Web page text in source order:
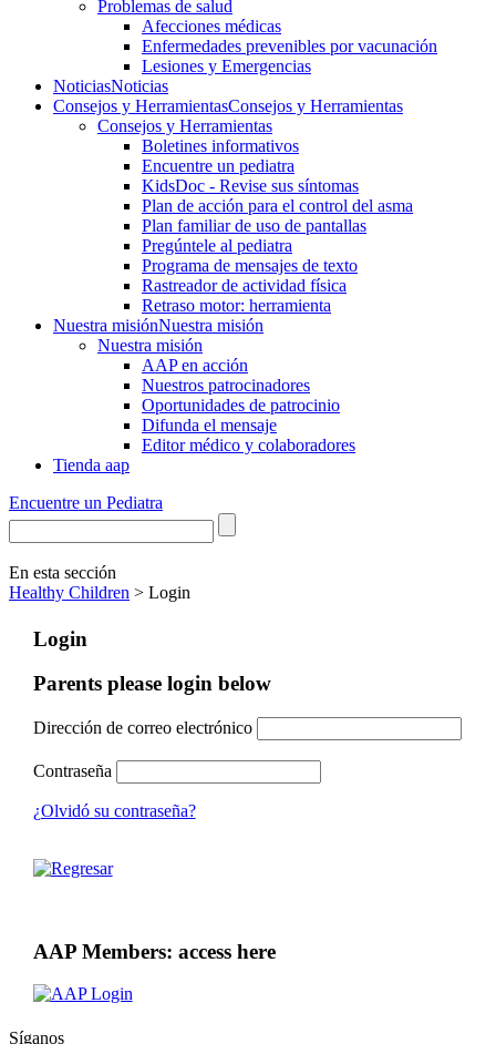
Problemas de salud
Afecciones médicas
Enfermedades prevenibles por vacunación
Lesiones y Emergencias
NoticiasNoticias
Consejos y HerramientasConsejos y Herramientas
Consejos y Herramientas
Boletines informativos
Encuentre un pediatra
KidsDoc - Revise sus síntomas
Plan de acción para el control del asma
Plan familiar de uso de pantallas
Pregúntele al pediatra
Programa de mensajes de texto
Rastre​​ador de activida​d física
Retraso motor: herramienta
Nuestra misiónNuestra misión
Nuestra misión
AAP en acción
Nuestros patrocinadores
Oportunidades de patrocinio
Difunda el mensaje
Editor médico y colaboradores
Tienda aap
Encuentre un Pediatra
En esta sección
Healthy Children > Login
Login
Parents please login below
Dirección de correo electrónico
Contraseña
¿Olvidó su contraseña?
AAP Members: access here
Síganos